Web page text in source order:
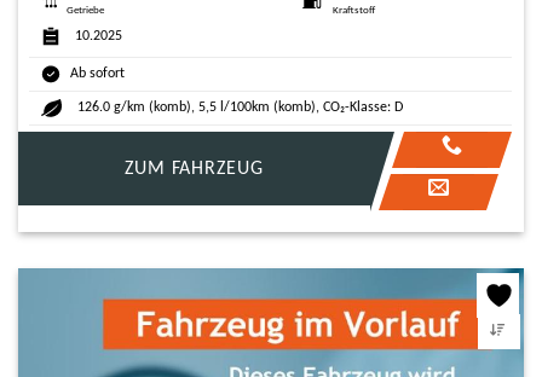
Getriebe Kraftstoff
10.2025
Ab sofort
126.0 g/km (komb), 5,5 l/100km (komb), CO₂-Klasse: D
ZUM FAHRZEUG